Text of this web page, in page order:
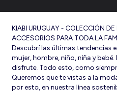
KIABI URUGUAY - COLECCIÓN
ACCESORIOS PARA TODA LA
Descubrí las últimas tendencias
mujer, hombre, niño, niña y
disfrute. Todo esto, como
Queremos que te vistas a la
por esto, en nuestra línea